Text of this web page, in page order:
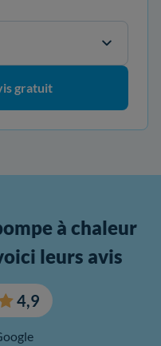
gratuit
à chaleur
leurs avis
4,9